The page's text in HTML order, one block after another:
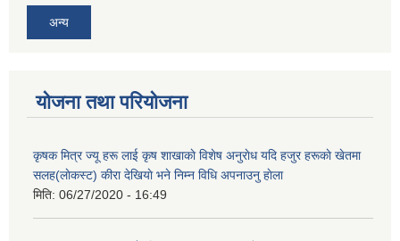
अन्य
योजना तथा परियोजना
कृषक मित्र ज्यू हरू लाई कृष शाखाकाे विशेष अनुराेध यदि हजुर हरूकाे खेतमा
सलह(लाेकस्ट) कीरा देखियाे भने निम्न विधि अपनाउनु हाेला
मिति: 06/27/2020 - 16:49